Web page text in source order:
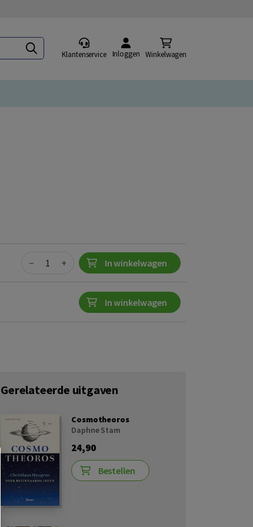
Klantenservice Inloggen Winkelwagen
Quantity
− + In winkelwagen
In winkelwagen
Gerelateerde uitgaven
Cosmotheoros
Daphne Stam
24,90
Bestellen